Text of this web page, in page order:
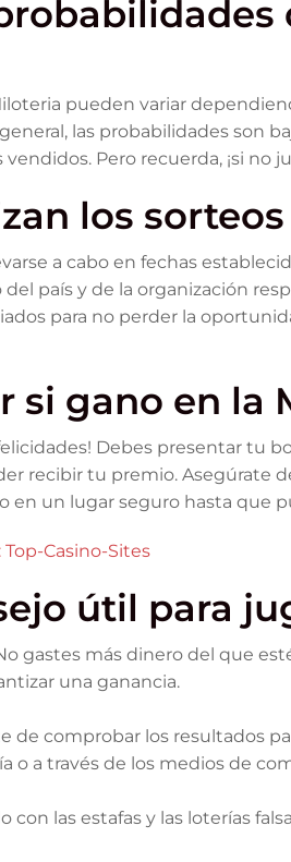
pueden variar
las probabilidades son
Pero recuerda, ¡si no
los
a cabo en fechas
país y de la organización
para no perder la
si gano en la
Debes presentar tu
recibir tu premio. Asegúrate
en un lugar seguro hasta que
Casino-Sites
útil para
gastes más dinero del que
una ganancia.
de comprobar los resultados
o a través de los medios de
con las estafas y las loterías